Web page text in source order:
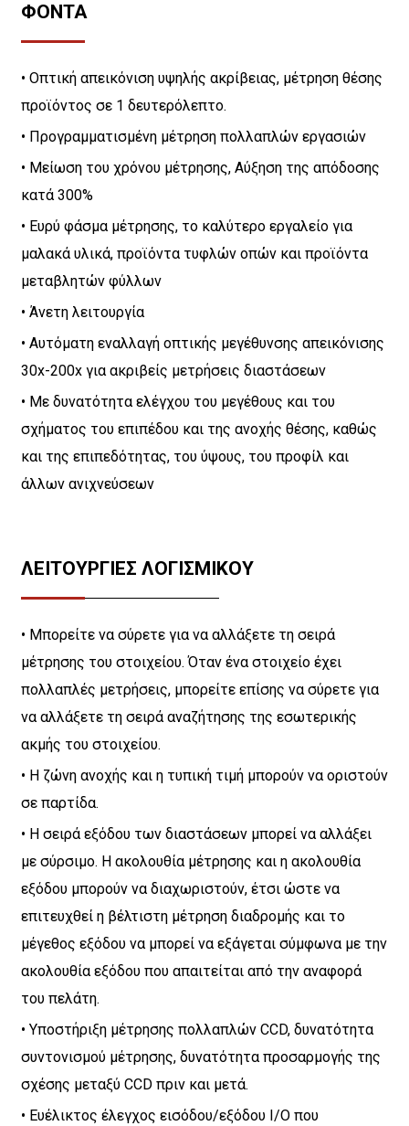
ΦΟΝΤΑ
• Οπτική απεικόνιση υψηλής ακρίβειας, μέτρηση θέσης
προϊόντος σε 1 δευτερόλεπτο.
• Προγραμματισμένη μέτρηση πολλαπλών εργασιών
• Μείωση του χρόνου μέτρησης, Αύξηση της απόδοσης
κατά 300%
• Ευρύ φάσμα μέτρησης, το καλύτερο εργαλείο για
μαλακά υλικά, προϊόντα τυφλών οπών και προϊόντα
μεταβλητών φύλλων
• Άνετη λειτουργία
• Αυτόματη εναλλαγή οπτικής μεγέθυνσης απεικόνισης
30x-200x για ακριβείς μετρήσεις διαστάσεων
• Με δυνατότητα ελέγχου του μεγέθους και του
σχήματος του επιπέδου και της ανοχής θέσης, καθώς
και της επιπεδότητας, του ύψους, του προφίλ και
άλλων ανιχνεύσεων
ΛΕΙΤΟΥΡΓΙΕΣ ΛΟΓΙΣΜΙΚΟΥ
• Μπορείτε να σύρετε για να αλλάξετε τη σειρά
μέτρησης του στοιχείου. Όταν ένα στοιχείο έχει
πολλαπλές μετρήσεις, μπορείτε επίσης να σύρετε για
να αλλάξετε τη σειρά αναζήτησης της εσωτερικής
ακμής του στοιχείου.
• Η ζώνη ανοχής και η τυπική τιμή μπορούν να οριστούν
σε παρτίδα.
• Η σειρά εξόδου των διαστάσεων μπορεί να αλλάξει
με σύρσιμο. Η ακολουθία μέτρησης και η ακολουθία
εξόδου μπορούν να διαχωριστούν, έτσι ώστε να
επιτευχθεί η βέλτιστη μέτρηση διαδρομής και το
μέγεθος εξόδου να μπορεί να εξάγεται σύμφωνα με την
ακολουθία εξόδου που απαιτείται από την αναφορά
του πελάτη.
• Υποστήριξη μέτρησης πολλαπλών CCD, δυνατότητα
συντονισμού μέτρησης, δυνατότητα προσαρμογής της
σχέσης μεταξύ CCD πριν και μετά.
• Ευέλικτος έλεγχος εισόδου/εξόδου I/O που